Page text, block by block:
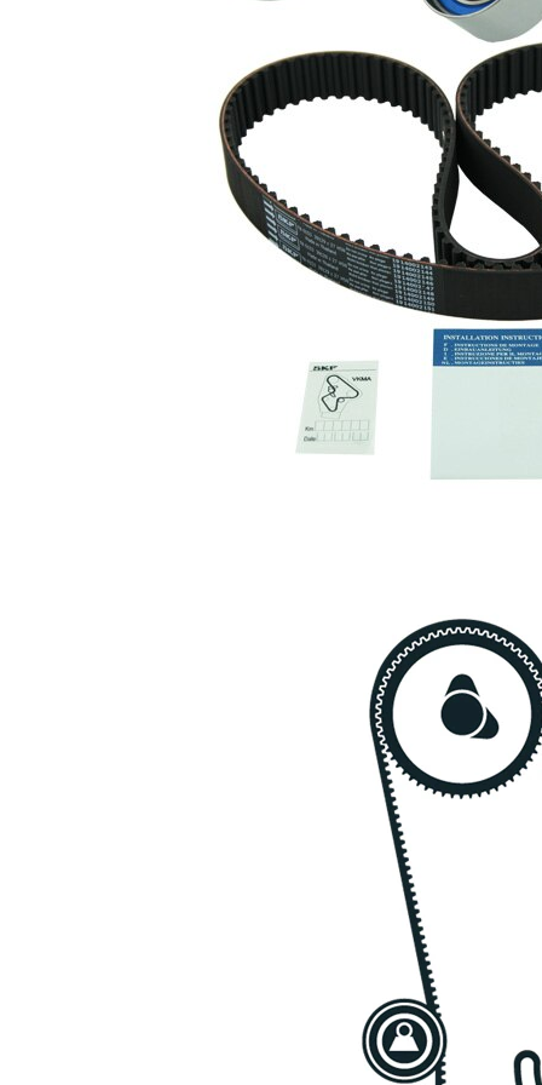
cu profil
rotunjit
Listă de piese de schimb
Nume articol
Cantitate
intinzator,curea
VKM
71805
SKF00542 1
SKF01615
SKF03764